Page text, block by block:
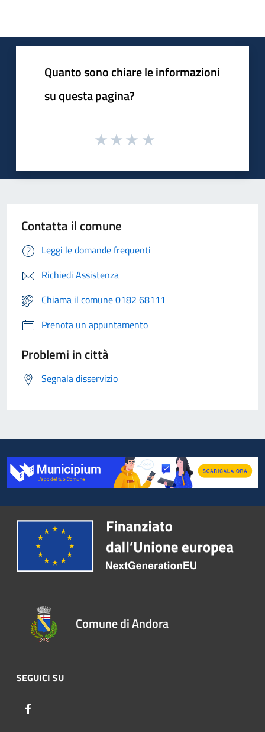
Quanto sono chiare le informazioni
su questa pagina?
Contatta il comune
Leggi le domande frequenti
Richiedi Assistenza
Chiama il comune 0182 68111
Prenota un appuntamento
Problemi in città
Segnala disservizio
Comune di Andora
SEGUICI SU